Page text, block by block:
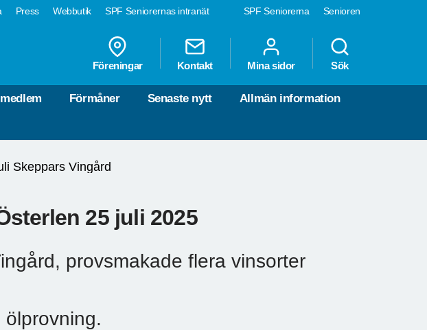
SPF Seniorerna Senioren
Press Webbutik SPF Seniorernas intranät
Föreningar Kontakt Mina sidor Sök
Förmåner Senaste nytt Allmän information
Skeppars Vingård
25 juli 2025
provsmakade flera vinsorter